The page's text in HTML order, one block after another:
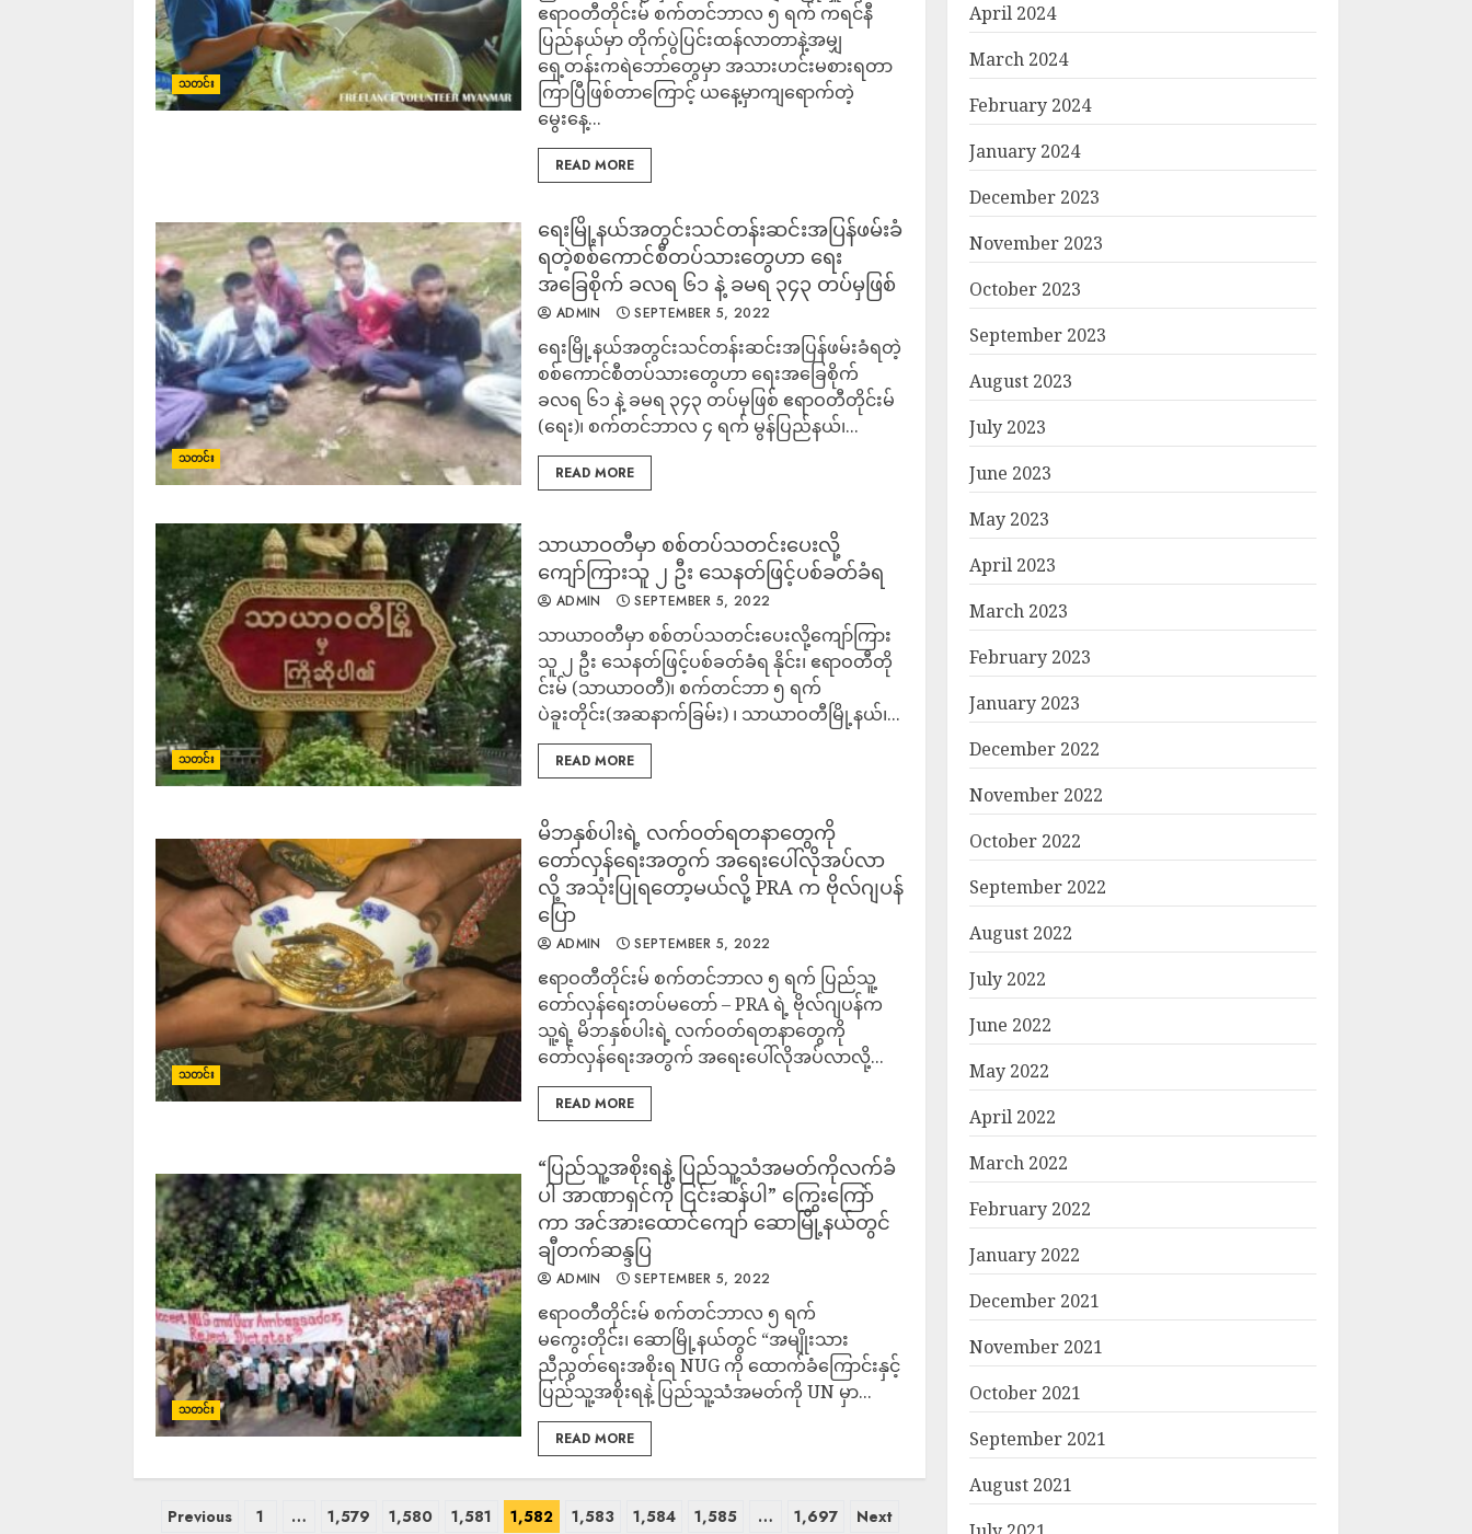
သတင်း
ဧရာဝတီတိုင်းမ် စက်တင်ဘာလ ၅ ရက် ကရင်နီ
ပြည်နယ်မှာ တိုက်ပွဲပြင်းထန်လာတာနဲ့အမျှ
ရှေ့တန်းကရဲဘော်တွေမှာ အသားဟင်းမစားရတာ
ကြာပြီဖြစ်တာကြောင့် ယနေ့မှာကျရောက်တဲ့
မွေးနေ့...
READ MORE
သတင်း
ရေးမြို့နယ်အတွင်းသင်တန်းဆင်းအပြန်ဖမ်းခံ
ရတဲ့စစ်ကောင်စီတပ်သားတွေဟာ ရေး
အခြေစိုက် ခလရ ၆၁ နဲ့ ခမရ ၃၄၃ တပ်မှဖြစ်
ADMIN SEPTEMBER 5, 2022
ရေးမြို့နယ်အတွင်းသင်တန်းဆင်းအပြန်ဖမ်းခံရတဲ့
စစ်ကောင်စီတပ်သားတွေဟာ ရေးအခြေစိုက်
ခလရ ၆၁ နဲ့ ခမရ ၃၄၃ တပ်မှဖြစ် ဧရာဝတီတိုင်းမ်
(ရေး)၊ စက်တင်ဘာလ ၄ ရက် မွန်ပြည်နယ်၊...
READ MORE
သတင်း
သာယာဝတီမှာ စစ်တပ်သတင်းပေးလို့
ကျော်ကြားသူ ၂ ဦး သေနတ်ဖြင့်ပစ်ခတ်ခံရ
ADMIN SEPTEMBER 5, 2022
သာယာဝတီမှာ စစ်တပ်သတင်းပေးလို့ကျော်ကြား
သူ ၂ ဦး သေနတ်ဖြင့်ပစ်ခတ်ခံရ နိုင်း၊ ဧရာဝတီတို
င်းမ် (သာယာဝတီ)၊ စက်တင်ဘာ ၅ ရက်
ပဲခူးတိုင်း(အဆနာက်ခြမ်း) ၊ သာယာဝတီမြို့နယ်၊...
READ MORE
သတင်း
မိဘနှစ်ပါးရဲ့ လက်ဝတ်ရတနာတွေကို
တော်လှန်ရေးအတွက် အရေးပေါ်လိုအပ်လာ
လို့ အသုံးပြုရတော့မယ်လို့ PRA က ဗိုလ်ဂျပန်
ပြော
ADMIN SEPTEMBER 5, 2022
ဧရာဝတီတိုင်းမ် စက်တင်ဘာလ ၅ ရက် ပြည်သူ့
တော်လှန်ရေးတပ်မတော် – PRA ရဲ့ ဗိုလ်ဂျပန်က
သူ့ရဲ့ မိဘနှစ်ပါးရဲ့ လက်ဝတ်ရတနာတွေကို
တော်လှန်ရေးအတွက် အရေးပေါ်လိုအပ်လာလို့...
READ MORE
သတင်း
“ပြည်သူ့အစိုးရနဲ့ ပြည်သူ့သံအမတ်ကိုလက်ခံ
ပါ အာဏာရှင်ကို ငြင်းဆန်ပါ” ကြွေးကြော်
ကာ အင်အားထောင်ကျော် ဆောမြို့နယ်တွင်
ချီတက်ဆန္ဒပြ
ADMIN SEPTEMBER 5, 2022
ဧရာဝတီတိုင်းမ် စက်တင်ဘာလ ၅ ရက်
မကွေးတိုင်း၊ ဆောမြို့နယ်တွင် “အမျိုးသား
ညီညွတ်ရေးအစိုးရ NUG ကို ထောက်ခံကြောင်းနှင့်
ပြည်သူ့အစိုးရနဲ့ ပြည်သူ့သံအမတ်ကို UN မှာ...
READ MORE
Previous 1 … 1,579 1,580 1,581 1,582 1,583 1,584 1,585 … 1,697 Next
April 2024
March 2024
February 2024
January 2024
December 2023
November 2023
October 2023
September 2023
August 2023
July 2023
June 2023
May 2023
April 2023
March 2023
February 2023
January 2023
December 2022
November 2022
October 2022
September 2022
August 2022
July 2022
June 2022
May 2022
April 2022
March 2022
February 2022
January 2022
December 2021
November 2021
October 2021
September 2021
August 2021